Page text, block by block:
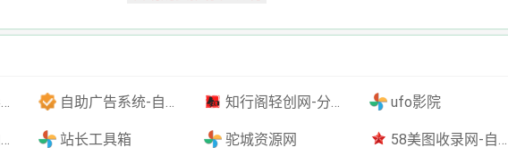
自助广告系统-自助广告源码-自助投放广告插件 知行阁轻创网-分享网络赚钱项目-全网首发副业项目实操平台-副业创业项目网 ufo影院
站长工具箱 驼城资源网 58美图收录网-自动收录网站-流量交换-自动链